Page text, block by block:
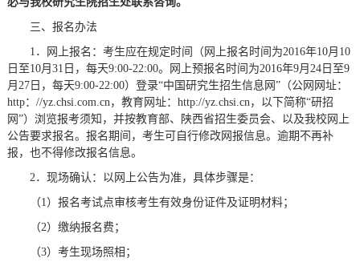
三、报名办法
1．网上报名：考生应在规定时间（网上报名时间为2016年10月10
日至10月31日，每天9:00-22:00。网上预报名时间为2016年9月24日至9
月27日，每天9:00-22:00）登录“中国研究生招生信息网”（公网网址：
http：//yz.chsi.com.cn，教育网址：http://yz.chsi.cn，以下简称“研招
网”）浏览报考须知，并按教育部、陕西省招生委员会、以及我校网上
公告要求报名。报名期间，考生可自行修改网报信息。逾期不再补
报，也不得修改报名信息。
2．现场确认：以网上公告为准，具体步骤是：
（1）报名考试点审核考生有效身份证件及证明材料；
（2）缴纳报名费；
（3）考生现场照相；